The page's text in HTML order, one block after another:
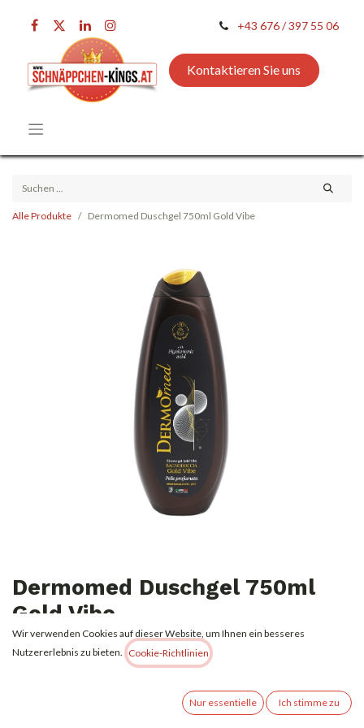
+43 676 / 397 55 06
Kontaktieren Sie uns
Alle Produkte Dermomed Duschgel 750ml Gold Vibe
Dermomed Duschgel 750ml
Gold Vibe
2,00€ Alle Preise inkl. MwSt.zzgl. Versandkosten
Wir verwenden Cookies auf dieser Website, um Ihnen ein besseres
Nutzererlebnis zu bieten.
Cookie-Richtlinien
Nur essentielle Ich stimme zu